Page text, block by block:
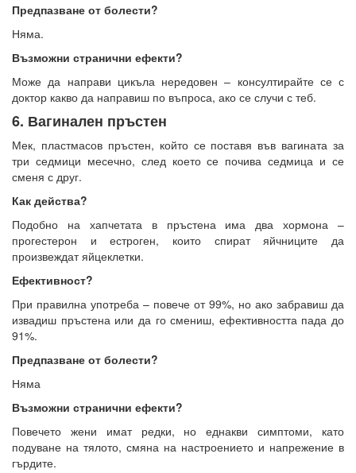
Предпазване от болести?
Няма.
Възможни странични ефекти?
Може да направи цикъла нередовен – консултирайте се с
доктор какво да направиш по въпроса, ако се случи с теб.
6. Вагинален пръстен
Мек, пластмасов пръстен, който се поставя във вагината за
три седмици месечно, след което се почива седмица и се
сменя с друг.
Как действа?
Подобно на хапчетата в пръстена има два хормона –
прогестерон и естроген, които спират яйчниците да
произвеждат яйцеклетки.
Ефективност?
При правилна употреба – повече от 99%, но ако забравиш да
извадиш пръстена или да го смениш, ефективността пада до
91%.
Предпазване от болести?
Няма
Възможни странични ефекти?
Повечето жени имат редки, но еднакви симптоми, като
подуване на тялото, смяна на настроението и напрежение в
гърдите.